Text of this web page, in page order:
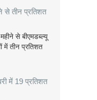
से तीन प्रतिशत
से बीएमडब्ल्यू
में तीन प्रतिशत
में 19 प्रतिशत